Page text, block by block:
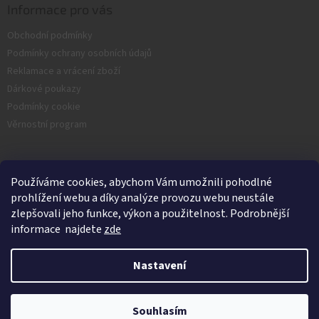
Používáme cookies, abychom Vám umožnili pohodlné
prohlížení webu a díky analýze provozu webu neustále
zlepšovali jeho funkce, výkon a použitelnost. Podrobnější
informace najdete zde
Nastavení
Souhlasím
Obchodní podmínky
Podmínky ochrany osobních údajů
Reklamace a vrácení zboží
Dárkové poukazy
Podmínky cookie
Věrnostní program
Facebook
Vytvořil Shoptet
Nash.cz. Všechna práva vyhrazena.